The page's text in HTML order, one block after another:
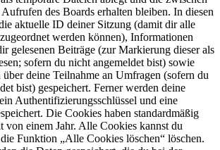
des Boards erhalten bleiben. In diesen
aktuelle ID deiner Sitzung (damit dir alle
werden können), Informationen
gelesenen Beiträge (zur Markierung dieser als
sofern du nicht angemeldet bist) sowie
deine Teilnahme an Umfragen (sofern du
bist) gespeichert. Ferner werden deine
Authentifizierungsschlüssel und eine
Die Cookies haben standardmäßig
von einem Jahr. Alle Cookies kannst du
Funktion „Alle Cookies löschen“ löschen.